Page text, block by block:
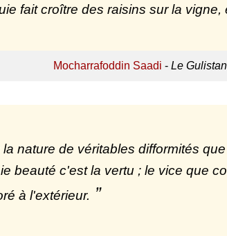
fait croître des raisins sur la
Mocharrafoddin Saadi - Le
nature de véritables difformités
beauté c'est la vertu ; le vice que
à l'extérieur.